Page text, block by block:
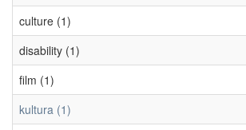
culture (1)
disability (1)
film (1)
kultura (1)